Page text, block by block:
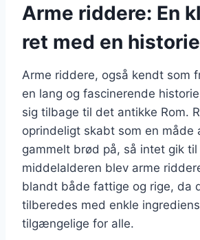
Arme riddere: En
ret med en historie
Arme riddere, også kendt som
en lang og fascinerende
sig tilbage til det antikke Rom.
oprindeligt skabt som en måde
gammelt brød på, så intet gik til
middelalderen blev arme
blandt både fattige og rige, da
tilberedes med enkle
tilgængelige for alle.